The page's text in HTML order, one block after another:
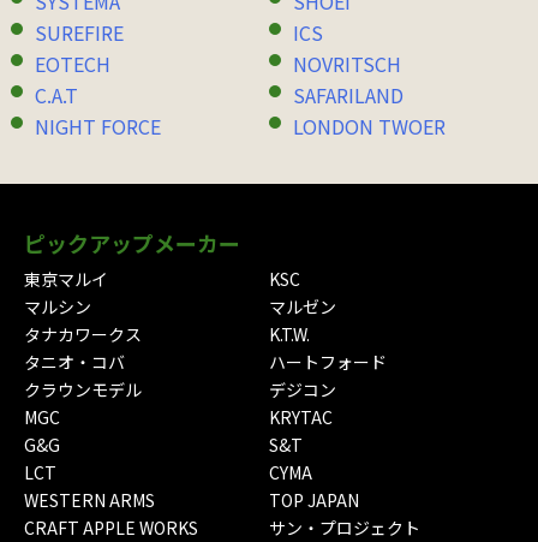
SUREFIRE
ICS
EOTECH
NOVRITSCH
C.A.T
SAFARILAND
NIGHT FORCE
LONDON TWOER
ピックアップメーカー
東京マルイ
KSC
マルシン
マルゼン
タナカワークス
K.T.W.
タニオ・コバ
ハートフォード
クラウンモデル
デジコン
MGC
KRYTAC
G&G
S&T
LCT
CYMA
WESTERN ARMS
TOP JAPAN
CRAFT APPLE WORKS
サン・プロジェクト